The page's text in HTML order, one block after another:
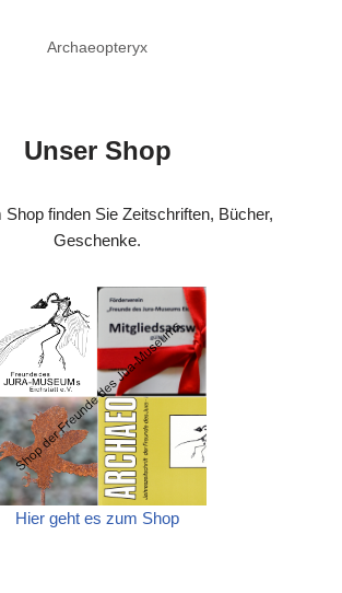
Archaeopteryx
Unser Shop
Shop finden Sie Zeitschriften, Bücher,
Geschenke.
Hier geht es zum Shop